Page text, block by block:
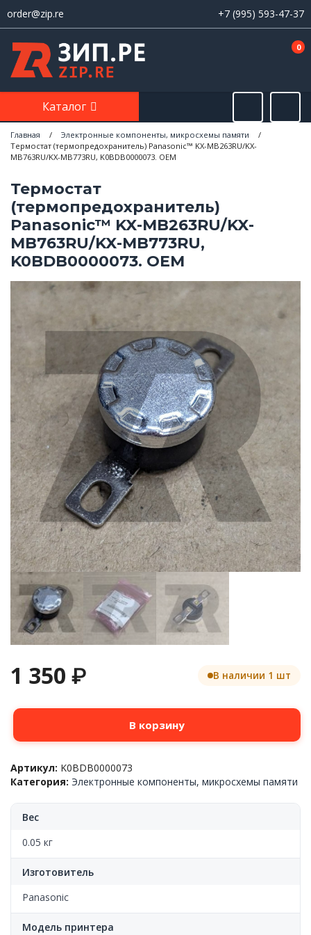
order@zip.re +7 (995) 593-47-37
0
Каталог
Главная / Электронные компоненты, микросхемы памяти
/
Термостат (термопредохранитель) Panasonic™ KX-MB263RU/KX-
MB763RU/KX-MB773RU, K0BDB0000073. OEM
Термостат
(термопредохранитель)
Panasonic™ KX-MB263RU/KX-
MB763RU/KX-MB773RU,
K0BDB0000073. OEM
1 350 ₽ В наличии 1 шт
Количество
Термостат
Panasonic™
KX-
MB763RU/KX-
MB773RU,
K0BDB0000073.
В корзину
Артикул: K0BDB0000073
Категория: Электронные компоненты, микросхемы памяти
Вес
0.05 кг
Изготовитель
Panasonic
Модель принтера